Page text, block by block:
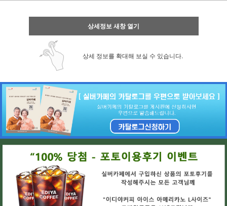
상세정보 새창 열기
상세 정보를 확대해 보실 수 있습니다.